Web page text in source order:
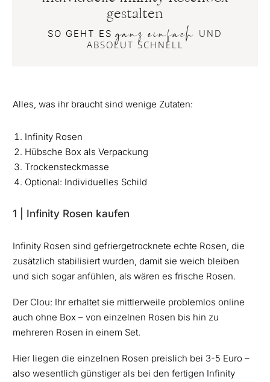
gestalten
SO GEHT ESganz einfach UND
ABSOLUT SCHNELL
Alles, was ihr braucht sind wenige Zutaten:
Infinity Rosen
Hübsche Box als Verpackung
Trockensteckmasse
Optional: Individuelles Schild
1 | Infinity Rosen kaufen
Infinity Rosen sind gefriergetrocknete echte Rosen, die
zusätzlich stabilisiert wurden, damit sie weich bleiben
und sich sogar anfühlen, als wären es frische Rosen.
Der Clou: Ihr erhaltet sie mittlerweile problemlos online
auch ohne Box – von einzelnen Rosen bis hin zu
mehreren Rosen in einem Set.
Hier liegen die einzelnen Rosen preislich bei 3-5 Euro –
also wesentlich günstiger als bei den fertigen Infinity